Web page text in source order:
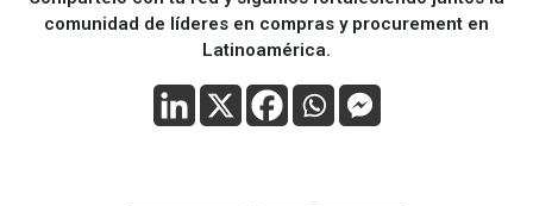
comunidad de líderes en compras y procurement en
Latinoamérica.